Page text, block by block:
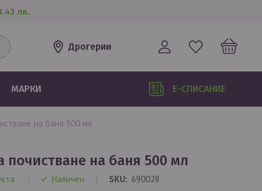
лв.
Дрогерии
МАРКИ Е-СПИСАНИЕ
на баня 500 мл
почистване на баня 500 мл
Наличен SKU 690028